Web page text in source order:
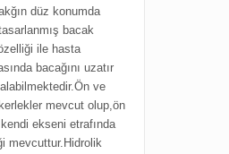
düz konumda
bacak
ile hasta
bacağını uzatır
ve
mevcut olup,ön
ekseni etrafında
mevcuttur.Hidrolik